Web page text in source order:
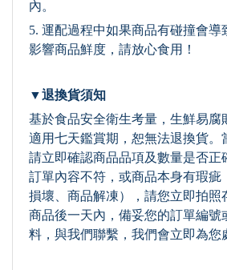
內。
5. 運配過程中如果商品有碰撞會導
影響商品鮮度，請放心食用！
▼退換貨須知
基於食品安全衛生考量，生鮮易腐
適用七天鑑賞期，恕無法退換貨。
請立即確認商品品項及數量是否正
訂單內容不符，或商品本身有瑕疵
損壞、商品解凍），請您立即拍照
商品後一天內，備妥您的訂單編號
料，與我們聯繫，我們會立即為您